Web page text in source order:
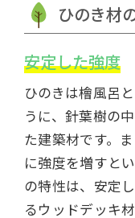
ひのき材
安定した強度
ひのきは檜風呂
うに、針葉樹の
た建築材です。
に強度を増すと
の特性は、安定
るウッドデッキ